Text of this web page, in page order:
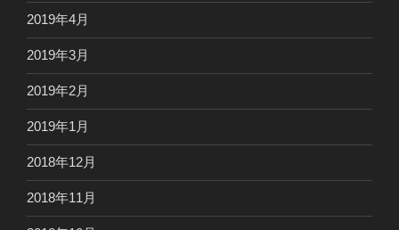
2019年4月
2019年3月
2019年2月
2019年1月
2018年12月
2018年11月